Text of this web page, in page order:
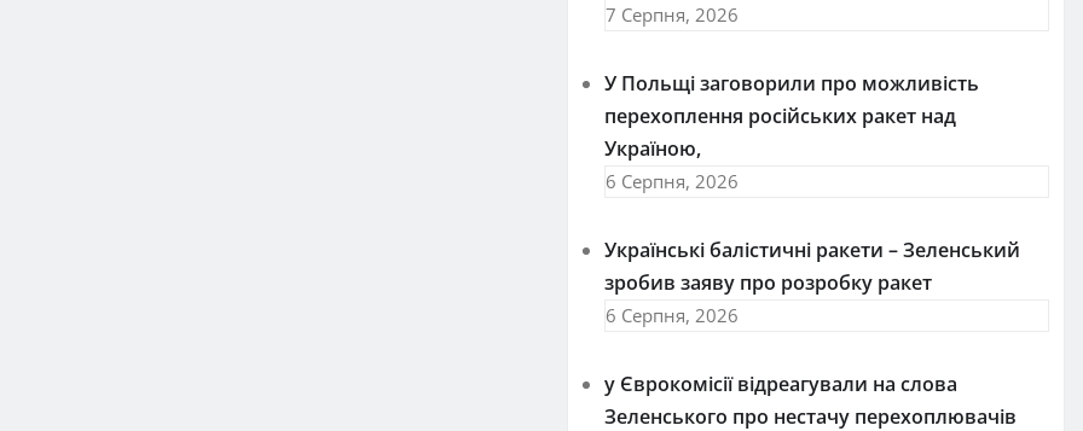
7 Серпня, 2026
У Польщі заговорили про можливість
перехоплення російських ракет над
Україною,
6 Серпня, 2026
Українські балістичні ракети – Зеленський
зробив заяву про розробку ракет
6 Серпня, 2026
у Єврокомісії відреагували на слова
Зеленського про нестачу перехоплювачів